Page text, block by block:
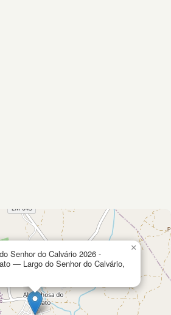
Senhor do Calvário 2026 -
— Largo do Senhor do Calvário,
×